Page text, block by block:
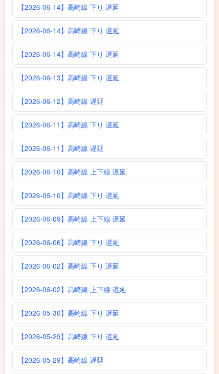
【2026-06-14】高崎線 下り 遅延
【2026-06-14】高崎線 下り 遅延
【2026-06-14】高崎線 下り 遅延
【2026-06-13】高崎線 下り 遅延
【2026-06-12】高崎線 遅延
【2026-06-11】高崎線 下り 遅延
【2026-06-11】高崎線 遅延
【2026-06-10】高崎線 上下線 遅延
【2026-06-10】高崎線 下り 遅延
【2026-06-09】高崎線 上下線 遅延
【2026-06-06】高崎線 下り 遅延
【2026-06-02】高崎線 下り 遅延
【2026-06-02】高崎線 上下線 遅延
【2026-05-30】高崎線 下り 遅延
【2026-05-29】高崎線 下り 遅延
【2026-05-29】高崎線 遅延